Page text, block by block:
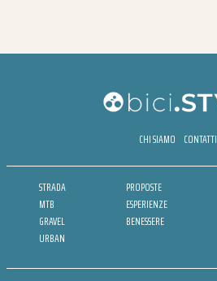
CHI SIAMO CONTATTI
STRADA
MTB
GRAVEL
URBAN
PROPOSTE
ESPERIENZE
BENESSERE